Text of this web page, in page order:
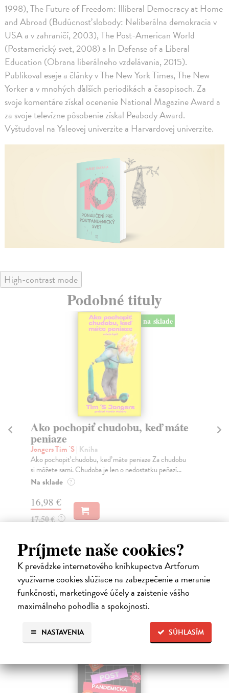
Príjmete naše cookies?
K prevádzke internetového kníhkupectva Artforum
využívame cookies slúžiace na zabezpečenie a meranie
funkčnosti, marketingové účely a zaistenie vášho
maximálneho pohodlia a spokojnosti.
SÚHLASÍM
NASTAVENIA
1998), The Future of Freedom: Illiberal Democracy at Home
and Abroad (Budúcnosť slobody: Neliberálna demokracia v
USA a v zahraničí, 2003), The Post-American World
(Postamerický svet, 2008) a In Defense of a Liberal
Education (Obrana liberálneho vzdelávania, 2015).
Publikoval eseje a články v The New York Times, The New
Yorker a v mnohých ďalších periodikách a časopisoch. Za
svoje komentáre získal ocenenie National Magazine Award a
za svoje televízne pôsobenie získal Peabody Award.
Vyštudoval na Yaleovej univerzite a Harvardovej univerzite.
High-contrast mode
Podobné tituly
na sklade
Ako pochopiť chudobu, keď máte
peniaze
Jongers Tim 'S| Kniha
Ako pochopiť chudobu, keď máte peniaze Za chudobu
si môžete sami. Chudoba je len o nedostatku peňazí...
Na sklade ?
16,98 €
17,50 € ?
High-contrast mode
Čitatelia s podobným vkusom si
kúpili aj: